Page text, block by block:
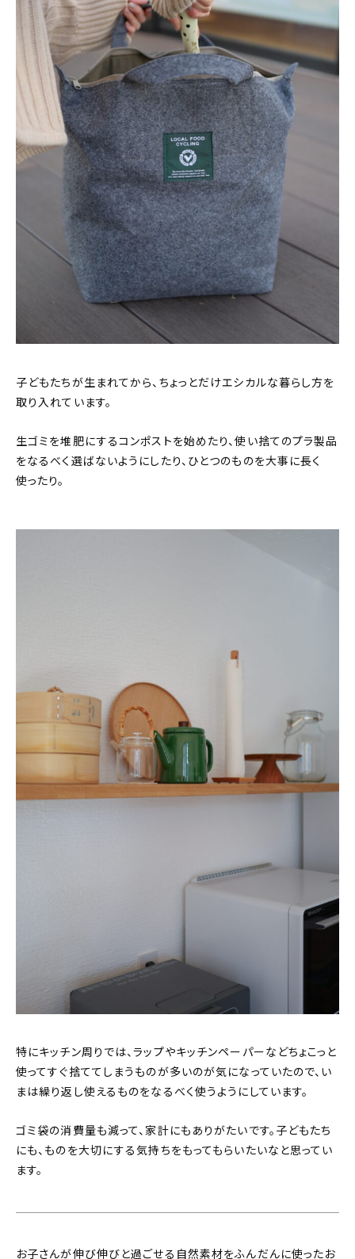
子どもたちが生まれてから、ちょっとだけエシカルな暮らし方を
取り入れています。
生ゴミを堆肥にするコンポストを始めたり、使い捨てのプラ製品
をなるべく選ばないようにしたり、ひとつのものを大事に長く
使ったり。
特にキッチン周りでは、ラップやキッチンペーパーなどちょこっと
使ってすぐ捨ててしまうものが多いのが気になっていたので、い
まは繰り返し使えるものをなるべく使うようにしています。
ゴミ袋の消費量も減って、家計にもありがたいです。子どもたち
にも、ものを大切にする気持ちをもってもらいたいなと思ってい
ます。
お子さんが伸び伸びと過ごせる自然素材をふんだんに使ったお